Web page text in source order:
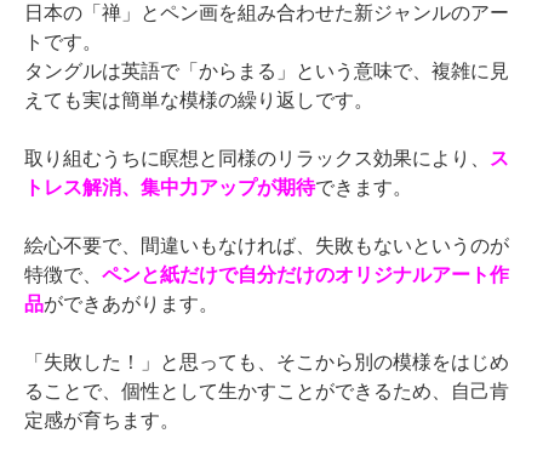
日本の「禅」とペン画を組み合わせた新ジャンルのアー
トです。
タングルは英語で「からまる」という意味で、複雑に見
えても実は簡単な模様の繰り返しです。
取り組むうちに瞑想と同様のリラックス効果により、
ス
トレス解消、集中力アップが期待できます。
絵心不要で、間違いもなければ、失敗もないというのが
特徴で、 ペンと紙だけで自分だけのオリジナルアート作
品ができあがります。
「失敗した！」と思っても、そこから別の模様をはじめ
ることで、個性として生かすことができるため、自己肯
定感が育ちます。